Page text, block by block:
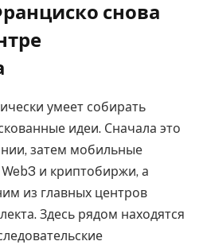
снова
умеет собирать
идеи. Сначала это
затем мобильные
и криптобиржи, а
из главных центров
Здесь рядом находятся